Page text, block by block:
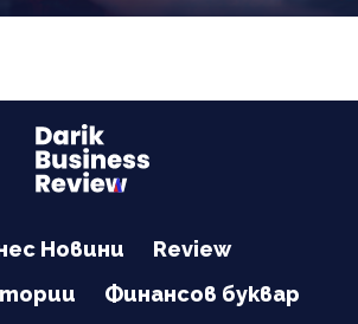
Новини
Review
Финансов буквар